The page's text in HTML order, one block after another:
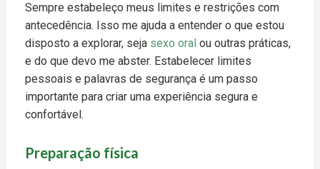
Sempre estabeleço meus limites e restrições com
antecedência. Isso me ajuda a entender o que estou
disposto a explorar, seja sexo oralou outras práticas,
e do que devo me abster. Estabelecer limites
pessoais e palavras de segurança é um passo
importante para criar uma experiência segura e
confortável.
Preparação física